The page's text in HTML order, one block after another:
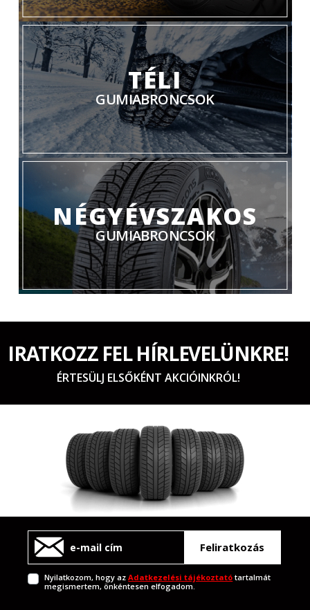
TÉLI
GUMIABRONCSOK
NÉGYÉVSZAKOS
GUMIABRONCSOK
IRATKOZZ FEL HÍRLEVELÜNKRE!
ÉRTESÜLJ ELSŐKÉNT AKCIÓINKRÓL!
Feliratkozás
Nyilatkozom, hogy azAdatkezelési tájékoztató tartalmát
megismertem, önkéntesen elfogadom.